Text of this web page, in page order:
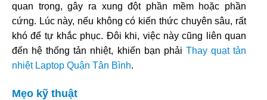
quan trọng, gây ra xung đột phần mềm hoặc phần
cứng. Lúc này, nếu không có kiến thức chuyên sâu, rất
khó để tự khắc phục. Đôi khi, việc này cũng liên quan
đến hệ thống tản nhiệt, khiến bạn phải Thay quạt tản
nhiệt Laptop Quận Tân Bình.
Mẹo kỹ thuật